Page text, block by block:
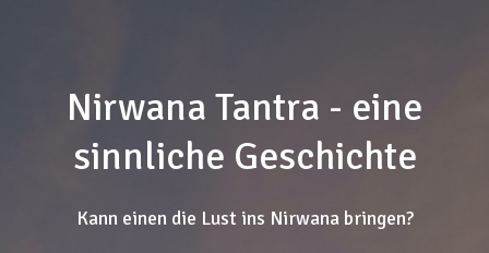
Nirwana Tantra - eine
sinnliche Geschichte
Kann einen die Lust ins Nirwana bringen?